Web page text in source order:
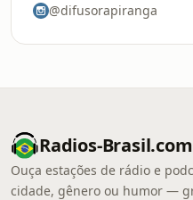
@difusorapiranga
Radios-Brasil.com
Ouça estações de rádio e
cidade, gênero ou humor —